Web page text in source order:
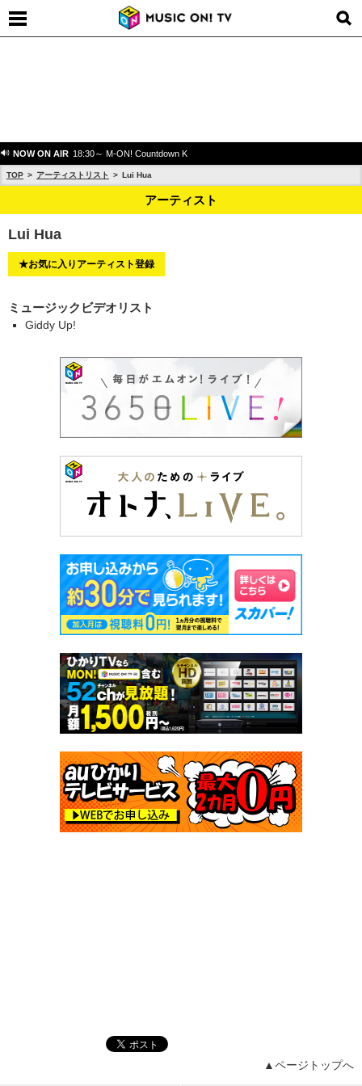
NOW ON AIR 18:30～ M-ON! Countdown K
TOP アーティストリスト Lui Hua
アーティスト
Lui Hua
★お気に入りアーティスト登録
ミュージックビデオリスト
Giddy Up!
▲ページトップへ